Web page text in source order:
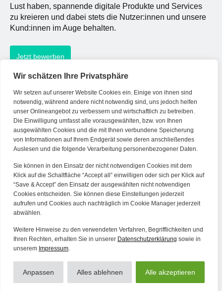
Wir schätzen Ihre Privatsphäre
Wir setzen auf unserer Website Cookies ein. Einige von ihnen sind
notwendig, während andere nicht notwendig sind, uns jedoch helfen
unser Onlineangebot zu verbessern und wirtschaftlich zu betreiben.
Die Einwilligung umfasst alle vorausgewählten, bzw. von Ihnen
ausgewählten Cookies und die mit Ihnen verbundene Speicherung
von Informationen auf Ihrem Endgerät sowie deren anschließendes
Auslesen und die folgende Verarbeitung personenbezogener Daten.
Sie können in den Einsatz der nicht notwendigen Cookies mit dem
Klick auf die Schaltfläche “Accept all” einwilligen oder sich per Klick auf
“Save & Accept” den Einsatz der ausgewählten nicht notwendigen
Cookies entscheiden. Sie können diese Einstellungen jederzeit
aufrufen und Cookies auch nachträglich im Cookie Manager jederzeit
abwählen.
Weitere Hinweise zu den verwendeten Verfahren, Begrifflichkeiten und
Ihren Rechten, erhalten Sie in unserer Datenschutzerklärung sowie in
unserem Impressum.
Anpassen Alles ablehnen Alle akzeptieren
Alle Artikel
Lust haben, spannende digitale Produkte und Services
zu kreieren und dabei stets die Nutzer:innen und unsere
Kund:innen im Auge behalten.
Jetzt bewerben
Kontakt
Tel. Zentrale: +49 (69) 27273681
E-Mail: kontakt@forwerts.com
FFM – Friedensstraße 11
60311 Frankfurt am Main
→ Anfahrtsplan Frankfurt
HN – Gymnasiumstraße 35
74072 Heilbronn
→ Anfahrtsplan Heilbronn
Datenschutzerklärung
Impressum